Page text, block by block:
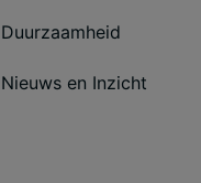
Duurzaamheid
Nieuws en Inzicht